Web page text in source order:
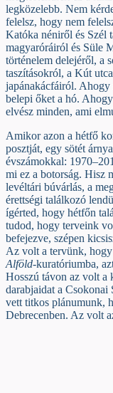
legközelebb. Nem
felelsz, hogy nem
Katóka néniről és Szél
magyaróráiról és Süle
történelem delejéről, a
taszításokról, a Kút
japánakácfáiról. Ahogy
belepi őket a hó.
elvész minden, ami
Amikor azon a hétfő
posztját, egy sötét
évszámokkal:
mi ez a botorság. Hisz
levéltári búvárlás, a
érettségi találkozó
ígérted, hogy hétfőn
tudod, hogy terveink
befejezve, szépen
Az volt a tervünk,
Alföld-kuratóriumba,
Hosszú távon az volt a
darabjaidat a Csokonai
vett titkos plánumunk,
Debrecenben. Az volt